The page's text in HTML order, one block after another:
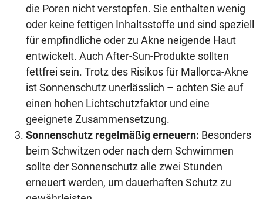
die Poren nicht verstopfen. Sie enthalten wenig
oder keine fettigen Inhaltsstoffe und sind speziell
für empfindliche oder zu Akne neigende Haut
entwickelt. Auch After-Sun-Produkte sollten
fettfrei sein. Trotz des Risikos für Mallorca-Akne
ist Sonnenschutz unerlässlich – achten Sie auf
einen hohen Lichtschutzfaktor und eine
geeignete Zusammensetzung.
Sonnenschutz regelmäßig erneuern: Besonders
beim Schwitzen oder nach dem Schwimmen
sollte der Sonnenschutz alle zwei Stunden
erneuert werden, um dauerhaften Schutz zu